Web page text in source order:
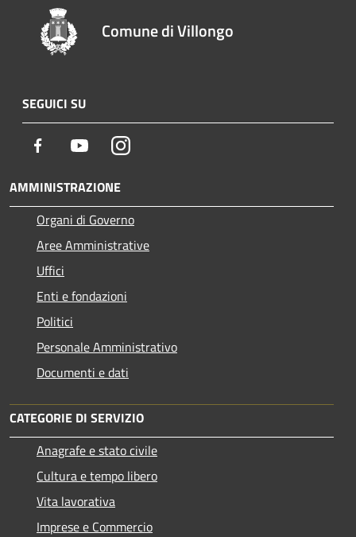
Comune di Villongo
SEGUICI SU
Facebook YoutubeInstagram
AMMINISTRAZIONE
Organi di Governo
Aree Amministrative
Uffici
Enti e fondazioni
Politici
Personale Amministrativo
Documenti e dati
CATEGORIE DI SERVIZIO
Anagrafe e stato civile
Cultura e tempo libero
Vita lavorativa
Imprese e Commercio